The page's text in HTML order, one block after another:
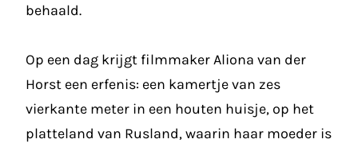
behaald.
Op een dag krijgt filmmaker Aliona van der
Horst een erfenis: een kamertje van zes
vierkante meter in een houten huisje, op het
platteland van Rusland, waarin haar moeder is